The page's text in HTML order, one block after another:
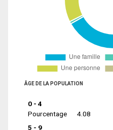
ÂGE DE LA POPULATION
0 - 4
Pourcentage
4.08
5 - 9